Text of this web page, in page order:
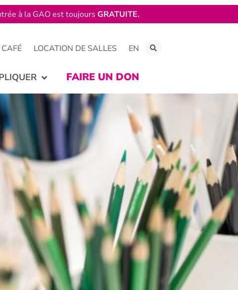
LOCATION DE SALLES EN
FAIRE UN DON
à la GAO est toujours GRATUITE.